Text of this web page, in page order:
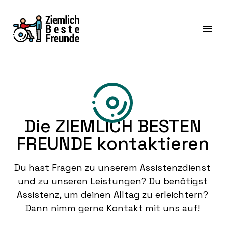
Die ZIEMLICH BESTEN
FREUNDE kontaktieren
Du hast Fragen zu unserem Assistenzdienst
und zu unseren Leistungen? Du benötigst
Assistenz, um deinen Alltag zu erleichtern?
Dann nimm gerne Kontakt mit uns auf!